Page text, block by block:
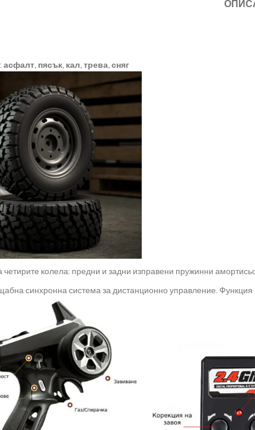
асфалт, пясък, кал, трева, сняг
колела: предни и задни изправени пружинни
синхронна система за дистанционно управление. Функция